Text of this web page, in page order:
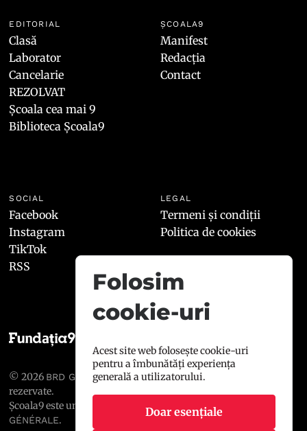
EDITORIAL
Clasă
Laborator
Cancelarie
REZOLVAT
Școala cea mai 9
Biblioteca Școala9
ȘCOALA9
Manifest
Redacția
Contact
SOCIAL
Facebook
Instagram
TikTok
RSS
LEGAL
Termeni și condiții
Politica de cookies
© 2026 BRD GROUPE SOCIÉTÉ GÉNÉRALE
rezervate.
Școala9 este un proiect susținut de
BRD GROUPE SOCIÉTÉ
GÉNÉRALE.
Folosim
cookie-uri
Acest site web folosește cookie-uri
pentru a îmbunătăți experiența
generală a utilizatorului.
Doar esențiale